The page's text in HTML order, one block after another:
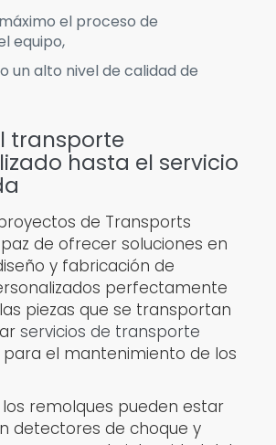
el proceso de
equipo,
un alto nivel de calidad de
transporte
hasta el servicio
de Transports
de ofrecer soluciones en
y fabricación de
perfectamente
piezas que se transportan
servicios de transporte
para el mantenimiento de los
remolques pueden estar
detectores de choque y